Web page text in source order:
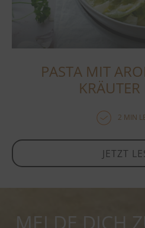
PASTA MIT
KRÄUTER
2 MIN
JETZT
MELDE DICH